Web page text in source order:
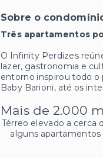
Sobre o
Três apartamentos
O Infinity Perdizes
lazer, gastronomia e
entorno inspirou todo o
Baby Barioni, até os
Mais de 2.000
Térreo elevado a cerca
alguns apartamentos